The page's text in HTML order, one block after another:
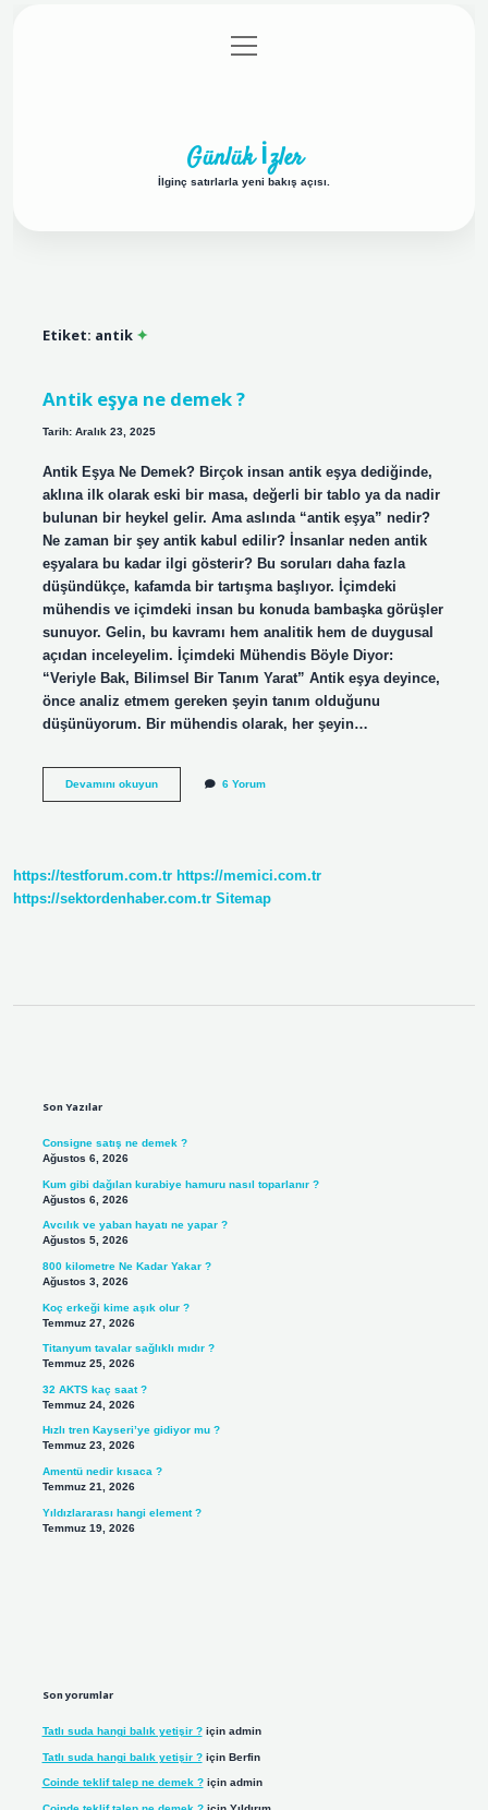
Gizlilik Politikası
menüyü
aç
Günlük İzler
İlginç satırlarla yeni bakış açısı.
Etiket: antik
Antik eşya ne demek ?
Tarih: Aralık 23, 2025
Antik Eşya Ne Demek? Birçok insan antik eşya dediğinde,
aklına ilk olarak eski bir masa, değerli bir tablo ya da nadir
bulunan bir heykel gelir. Ama aslında “antik eşya” nedir?
Ne zaman bir şey antik kabul edilir? İnsanlar neden antik
eşyalara bu kadar ilgi gösterir? Bu soruları daha fazla
düşündükçe, kafamda bir tartışma başlıyor. İçimdeki
mühendis ve içimdeki insan bu konuda bambaşka görüşler
sunuyor. Gelin, bu kavramı hem analitik hem de duygusal
açıdan inceleyelim. İçimdeki Mühendis Böyle Diyor:
“Veriyle Bak, Bilimsel Bir Tanım Yarat” Antik eşya deyince,
önce analiz etmem gereken şeyin tanım olduğunu
düşünüyorum. Bir mühendis olarak, her şeyin…
Devamını okuyunAntik
6 Yorum
https://testforum.com.tr https://memici.com.tr
https://sektordenhaber.com.tr Sitemap
Son Yazılar
Consigne satış ne demek ?
Ağustos 6, 2026
Kum gibi dağılan kurabiye hamuru nasıl toparlanır ?
Ağustos 6, 2026
Avcılık ve yaban hayatı ne yapar ?
Ağustos 5, 2026
800 kilometre Ne Kadar Yakar ?
Ağustos 3, 2026
Koç erkeği kime aşık olur ?
Temmuz 27, 2026
Titanyum tavalar sağlıklı mıdır ?
Temmuz 25, 2026
32 AKTS kaç saat ?
Temmuz 24, 2026
Hızlı tren Kayseri’ye gidiyor mu ?
Temmuz 23, 2026
Amentü nedir kısaca ?
Temmuz 21, 2026
Yıldızlararası hangi element ?
Temmuz 19, 2026
Son yorumlar
Tatlı suda hangi balık yetişir ?için admin
Tatlı suda hangi balık yetişir ?için Berfin
Coinde teklif talep ne demek ?için admin